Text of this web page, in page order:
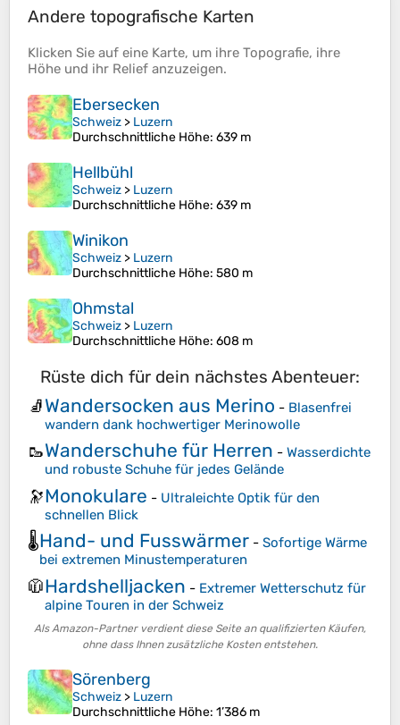
Andere topografische Karten
Klicken Sie auf eine Karte, um ihre Topografie, ihre
Höhe und ihr Relief anzuzeigen.
Ebersecken
Schweiz > Luzern
Durchschnittliche Höhe: 639 m
Hellbühl
Schweiz > Luzern
Durchschnittliche Höhe: 639 m
Winikon
Schweiz > Luzern
Durchschnittliche Höhe: 580 m
Ohmstal
Schweiz > Luzern
Durchschnittliche Höhe: 608 m
Rüste dich für dein nächstes Abenteuer:
🧦Wandersocken aus Merino - Blasenfrei
wandern dank hochwertiger Merinowolle
🥾Wanderschuhe für Herren - Wasserdichte
und robuste Schuhe für jedes Gelände
🔭Monokulare - Ultraleichte Optik für den
schnellen Blick
🌡️Hand- und Fusswärmer - Sofortige Wärme
bei extremen Minustemperaturen
🧥Hardshelljacken - Extremer Wetterschutz für
alpine Touren in der Schweiz
Als Amazon-Partner verdient diese Seite an qualifizierten Käufen,
ohne dass Ihnen zusätzliche Kosten entstehen.
Sörenberg
Schweiz > Luzern
Durchschnittliche Höhe: 1’386 m